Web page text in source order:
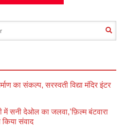
का संकल्प, सरस्वती विद्या मंदिर इंटर
सनी देओल का जलवा,’फ़िल्म बंटवारा
संवाद